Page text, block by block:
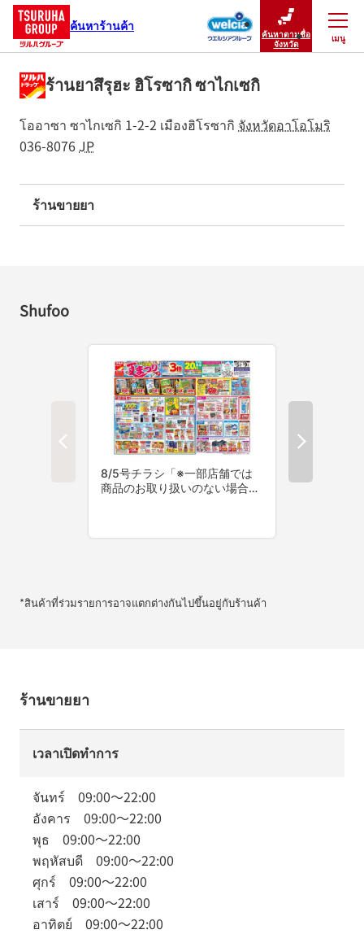
ค้นหาร้านค้า
ค้นหาตามชื่อ
จังหวัด
เมนู
ปิดเมนู
ร้านยาสึรุฮะ ฮิโรซากิ ซาไกเซกิ
โออาซา ซาไกเซกิ 1-2-2 เมืองฮิโรซากิ จังหวัดอาโอโมริ
036-8076JP
ร้านขายยา
Shufoo
*สินค้าที่ร่วมรายการอาจแตกต่างกันไปขึ้นอยู่กับร้านค้า
ร้านขายยา
เวลาเปิดทำการ
จันทร์ 09:00～22:00
อังคาร 09:00～22:00
พุธ 09:00～22:00
พฤหัสบดี 09:00～22:00
ศุกร์ 09:00～22:00
เสาร์ 09:00～22:00
อาทิตย์ 09:00～22:00